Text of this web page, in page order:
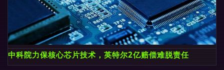
中科院力保核心芯片技术，英特尔2亿赔偿难脱责任